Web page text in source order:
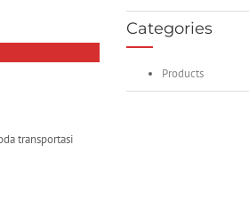
transportasi
Categories
Products